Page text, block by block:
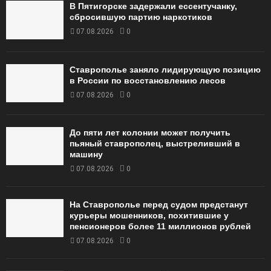
В Пятигорске задержали ессентучанку,
сбросившую партию наркотиков
07.08.2026 0
Ставрополье заняло лидирующую позицию
в России по восстановлению лесов
07.08.2026 0
До пяти лет колонии может получить
пьяный ставрополец, выстреливший в
машину
07.08.2026 0
На Ставрополье перед судом предстанут
курьеры мошенников, похитившие у
пенсионеров более 11 миллионов рублей
07.08.2026 0